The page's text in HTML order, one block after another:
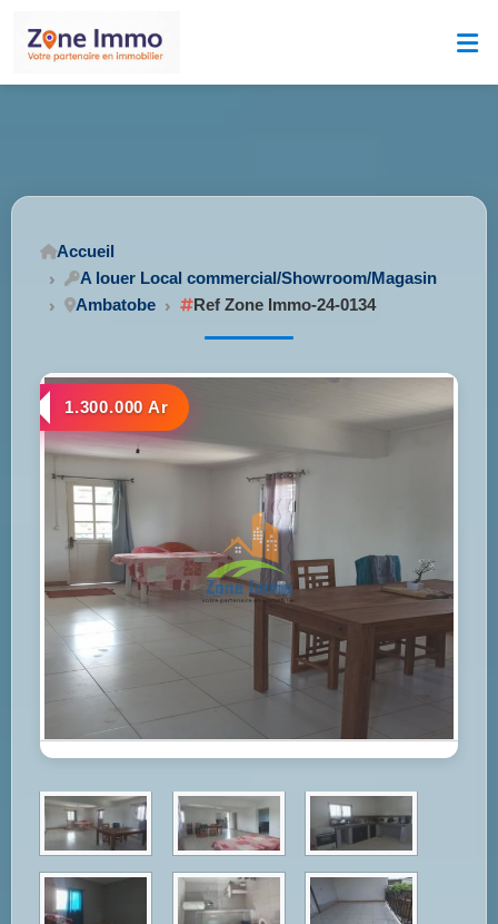
Accueil
A louer Local commercial/Showroom/Magasin
Ambatobe
Ref Zone Immo-24-0134
1.300.000 Ar